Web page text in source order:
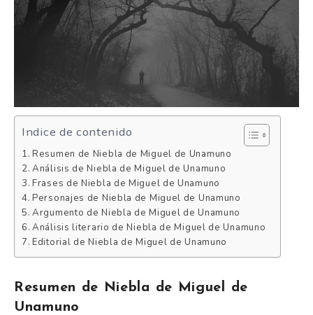
Indice de contenido
Resumen de Niebla de Miguel de Unamuno
Análisis de Niebla de Miguel de Unamuno
Frases de Niebla de Miguel de Unamuno
Personajes de Niebla de Miguel de Unamuno
Argumento de Niebla de Miguel de Unamuno
Análisis literario de Niebla de Miguel de Unamuno
Editorial de Niebla de Miguel de Unamuno
Resumen de Niebla de Miguel de
Unamuno